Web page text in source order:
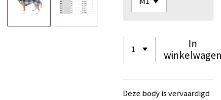
In
Deze body is vervaardigd